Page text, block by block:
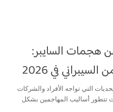
هجمات السايبر:
في 2026
التي تواجه الأفراد والشركات
تتطور أساليب المهاجمين بشكل